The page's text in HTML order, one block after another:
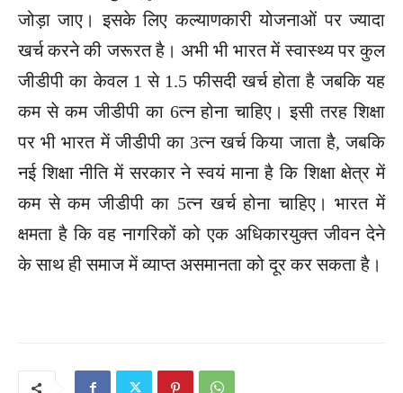
जोड़ा जाए। इसके लिए कल्याणकारी योजनाओं पर ज्यादा
खर्च करने की जरूरत है। अभी भी भारत में स्वास्थ्य पर कुल
जीडीपी का केवल 1 से 1.5 फीसदी खर्च होता है जबकि यह
कम से कम जीडीपी का 6त्न होना चाहिए। इसी तरह शिक्षा
पर भी भारत में जीडीपी का 3त्न खर्च किया जाता है, जबकि
नई शिक्षा नीति में सरकार ने स्वयं माना है कि शिक्षा क्षेत्र में
कम से कम जीडीपी का 5त्न खर्च होना चाहिए। भारत में
क्षमता है कि वह नागरिकों को एक अधिकारयुक्त जीवन देने
के साथ ही समाज में व्याप्त असमानता को दूर कर सकता है।